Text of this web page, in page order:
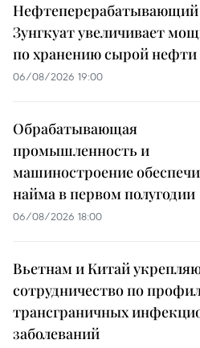
Нефтеперерабатывающий
Зунгкуат увеличивает
по хранению сырой нефти
06/08/2026 19:00
Обрабатывающая
промышленность и
машиностроение
найма в первом полугодии
06/08/2026 18:00
Вьетнам и Китай
сотрудничество по
трансграничных
заболеваний